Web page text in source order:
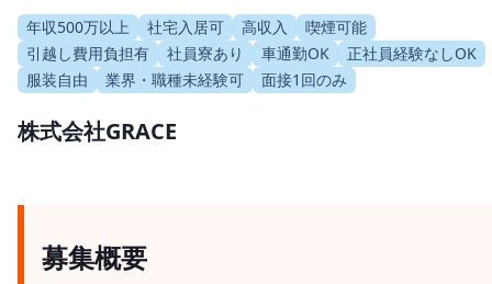
年収500万以上 社宅入居可 高収入
喫煙可能
引越し費用負担有
社員寮あり 車通勤OK
正社員経験なしOK
服装自由
業界・職種未経験可 面接1回のみ
株式会社GRACE
募集概要